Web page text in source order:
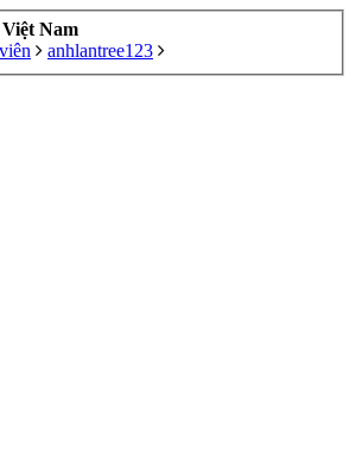
Nam
anhlantree123